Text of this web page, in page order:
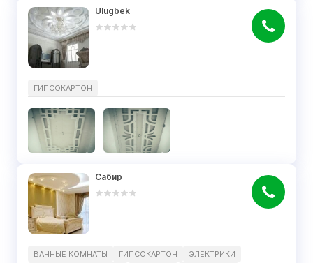
Ulugbek
ГИПСОКАРТОН
Сабир
ВАННЫЕ КОМНАТЫ ГИПСОКАРТОН
ЭЛЕКТРИКИ